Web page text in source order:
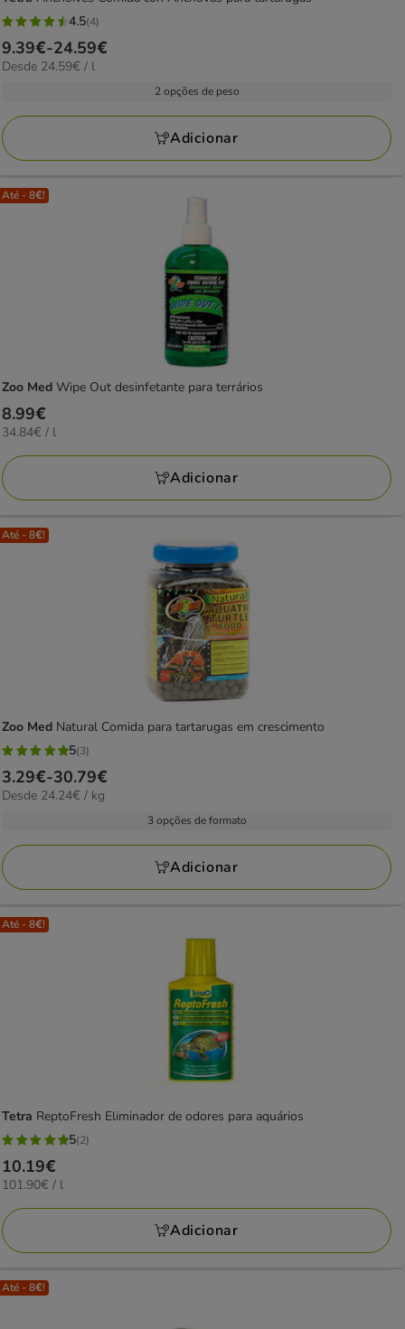
4.5
estrelas
com
avaliações
4.5(4)
Preço
de
24.59€
9.39€-24.59€
24.59€
Desde 24.59€ / l
2 opções de peso
Adicionar
Até - 8€!
Zoo Med Wipe Out desinfetante para terrários
Preço
8.99€
8.99€
34.84€
L
34.84€ / l
Adicionar
Até - 8€!
Zoo Med Natural Comida para tartarugas em crescimento
5
estrelas
com
avaliações
5(3)
Preço
de
30.79€
3.29€-30.79€
24.24€
Desde 24.24€ / kg
3 opções de formato
Adicionar
Até - 8€!
Tetra ReptoFresh Eliminador de odores para aquários
5
estrelas
com
2
avaliações
5(2)
Preço
10.19€
10.19€
101.90€
L
101.90€ / l
Adicionar
Até - 8€!